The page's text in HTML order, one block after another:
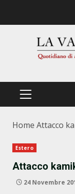
PRIMÄRES
Home Attacco
Estero
Attacco
24 Novembre